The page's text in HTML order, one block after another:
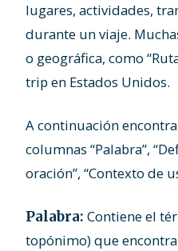
lugares, actividades,
durante un viaje.
o geográfica, como
trip en Estados Unidos.
A continuación
columnas “Palabra”,
oración”, “Contexto de
Palabra: Contiene el
topónimo) que